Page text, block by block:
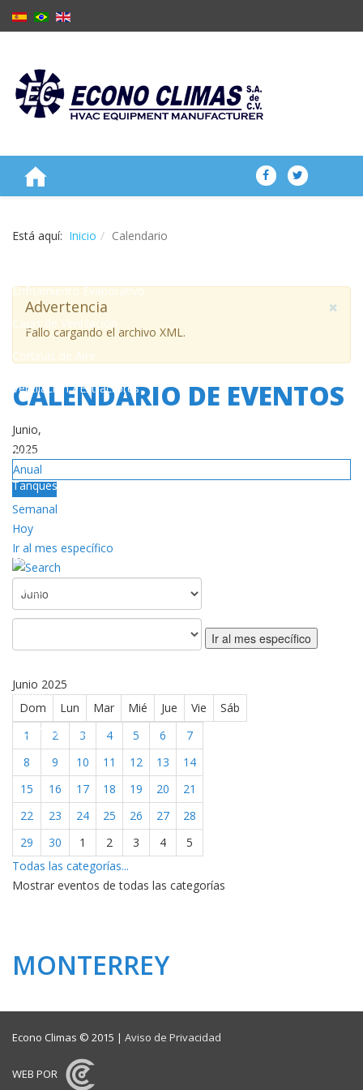
Enfriamiento Evaporativo
Cajas de Ventilación
Cortinas de Aire
Ventilación / Extractores
Turbinas
Tanques de Gas
Red de Centros de Servicios Autorizado
Póliza de Garantía
Videos
CONTACTO
Está aquí: Inicio Calendario
×
Advertencia
Fallo cargando el archivo XML.
CALENDARIO DE EVENTOS
Junio,
2025
Anual
Mensual
Semanal
Hoy
Ir al mes específico
Ir al mes específico
Junio 2025
Dom
Lun Mar Mié Jue Vie
Sáb
1
2 3 4 5 6
7
8
9 10 11 12 13
14
15
16 17 18 19 20
21
22
23 24 25 26 27
28
29
30 1 2 3 4
5
Todas las categorías...
Mostrar eventos de todas las categorías
MONTERREY
Econo Climas © 2015 | Aviso de Privacidad
WEB POR